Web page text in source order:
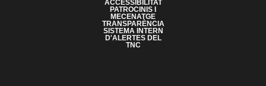
ACCESSIBILITAT
PATROCINIS I
MECENATGE
TRANSPARÈNCIA
SISTEMA INTERN
D'ALERTES DEL
TNC